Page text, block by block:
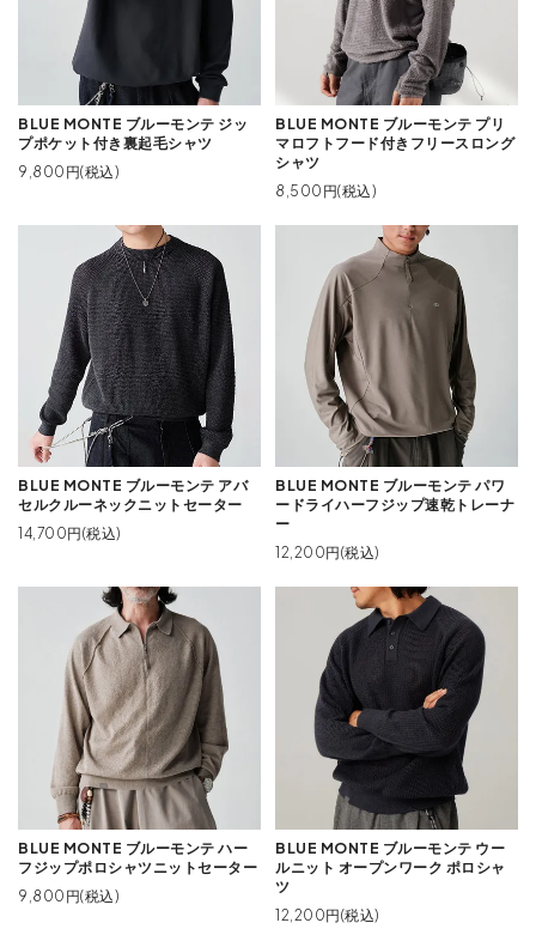
BLUE MONTE ブルーモンテ ジッ
プポケット付き裏起毛シャツ
9,800円(税込)
BLUE MONTE ブルーモンテ プリ
マロフトフード付きフリースロング
シャツ
8,500円(税込)
BLUE MONTE ブルーモンテ アバ
セルクルーネックニットセーター
14,700円(税込)
BLUE MONTE ブルーモンテ パワ
ードライハーフジップ速乾トレーナ
ー
12,200円(税込)
BLUE MONTE ブルーモンテ ハー
フジップポロシャツニットセーター
9,800円(税込)
BLUE MONTE ブルーモンテ ウー
ルニット オープンワーク ポロシャ
ツ
12,200円(税込)